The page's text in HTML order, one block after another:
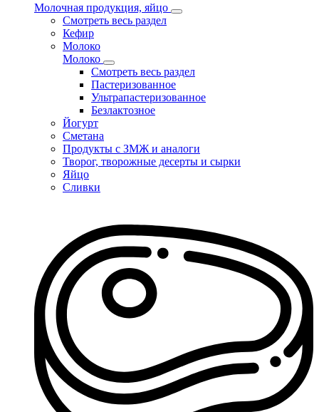
Молочная продукция, яйцо
Смотреть весь раздел
Кефир
Молоко
Молоко
Смотреть весь раздел
Пастеризованное
Ультрапастеризованное
Безлактозное
Йогурт
Сметана
Продукты с ЗМЖ и аналоги
Творог, творожные десерты и сырки
Яйцо
Сливки